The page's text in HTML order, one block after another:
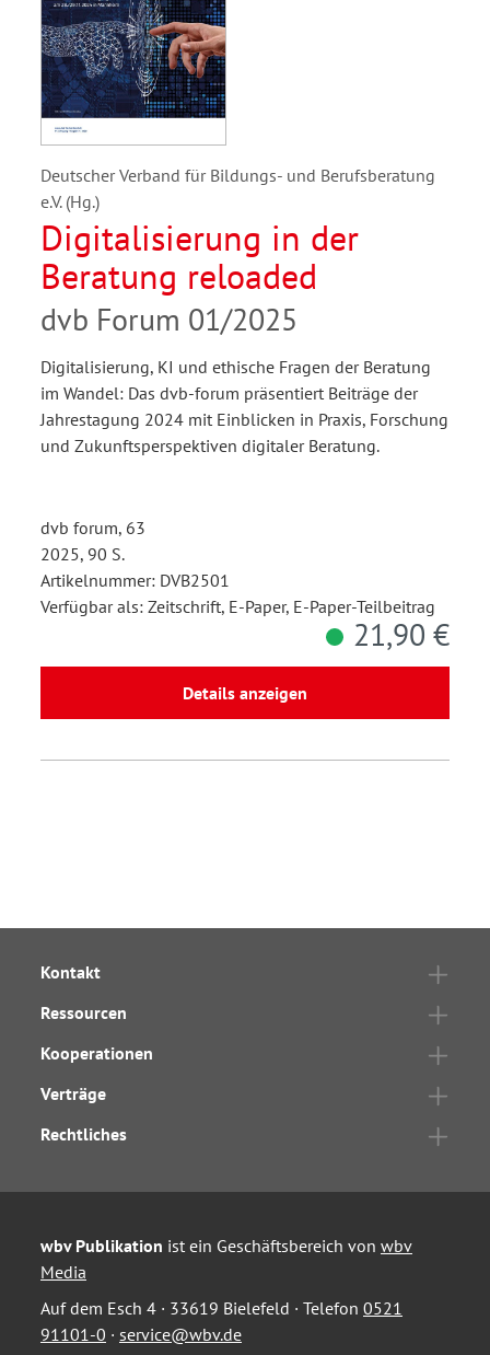
Deutscher Verband für Bildungs- und Berufsberatung
e.V. (Hg.)
Digitalisierung in der
Beratung reloaded
dvb Forum 01/2025
Digitalisierung, KI und ethische Fragen der Beratung
im Wandel: Das dvb-forum präsentiert Beiträge der
Jahrestagung 2024 mit Einblicken in Praxis, Forschung
und Zukunftsperspektiven digitaler Beratung.
dvb forum, 63
2025, 90 S.
Artikelnummer: DVB2501
Verfügbar als: Zeitschrift, E-Paper, E-Paper-Teilbeitrag
21,90 €
Details anzeigen
Kontakt
Ressourcen
Kooperationen
Verträge
Rechtliches
wbv Publikation ist ein Geschäftsbereich von wbv
Media
Auf dem Esch 4 · 33619 Bielefeld · Telefon 0521
91101-0 · service@wbv.de